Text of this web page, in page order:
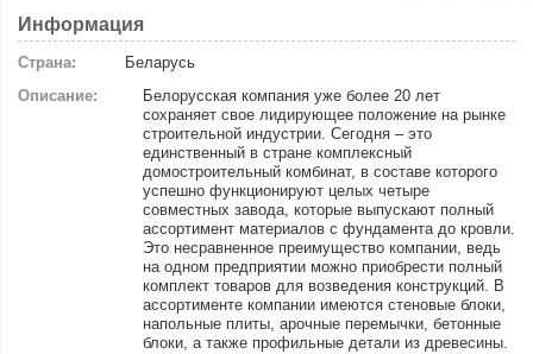
Информация
Страна:
Беларусь
Описание:
Белорусская компания уже более 20 лет
сохраняет свое лидирующее положение на рынке
строительной индустрии. Сегодня – это
единственный в стране комплексный
домостроительный комбинат, в составе которого
успешно функционируют целых четыре
совместных завода, которые выпускают полный
ассортимент материалов с фундамента до кровли.
Это несравненное преимущество компании, ведь
на одном предприятии можно приобрести полный
комплект товаров для возведения конструкций. В
ассортименте компании имеются стеновые блоки,
напольные плиты, арочные перемычки, бетонные
блоки, а также профильные детали из древесины.